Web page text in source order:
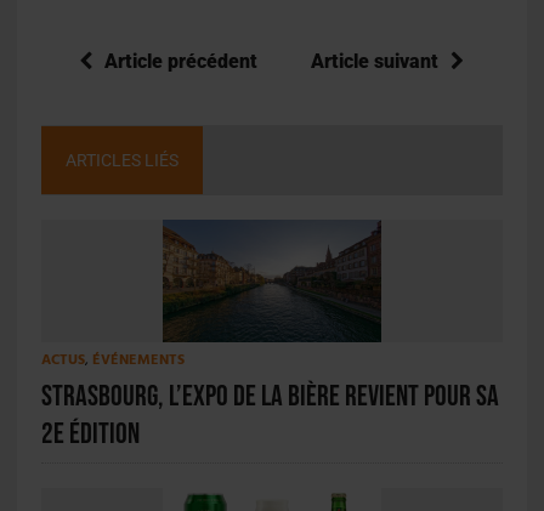
Article précédent Article suivant
ARTICLES LIÉS
ACTUS, ÉVÉNEMENTS
Strasbourg, L’Expo de la Bière revient pour sa
2e édition